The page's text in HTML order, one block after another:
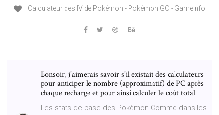
Calculateur des IV de Pokémon - Pokémon GO - GameInfo
Bonsoir, j'aimerais savoir s'il existait des calculateurs
pour anticiper le nombre (approximatif) de PC après
chaque recharge et pour ainsi calculer le coût total
Les stats de base des Pokémon Comme dans les